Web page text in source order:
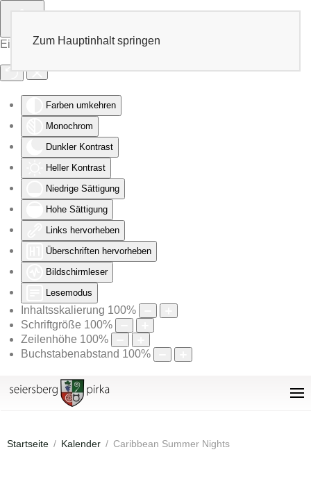
Eingabehilfen öffnen
Farben umkehren
Monochrom
Dunkler Kontrast
Heller Kontrast
Niedrige Sättigung
Hohe Sättigung
Links hervorheben
Überschriften hervorheben
Bildschirmleser
Lesemodus
Inhaltsskalierung 100%
Schriftgröße 100%
Zeilenhöhe 100%
Buchstabenabstand 100%
Zum Hauptinhalt springen
Startseite Kalender Caribbean Summer Nights